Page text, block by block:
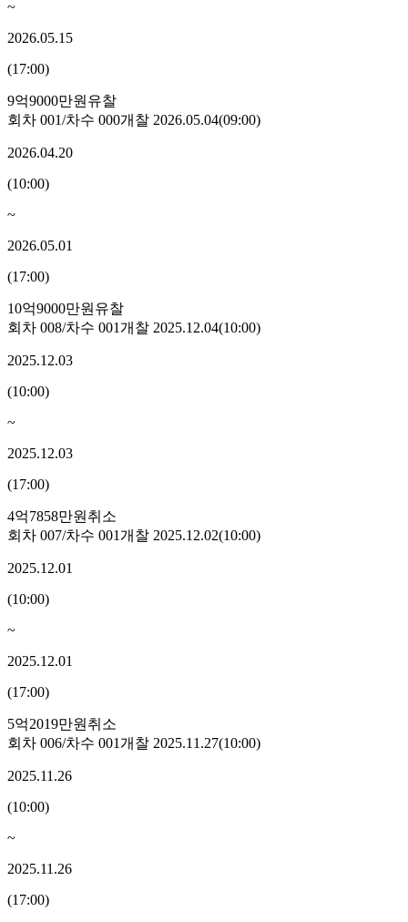
~
2026.05.15
(17:00)
9억9000만원 유찰
회차 001/차수 000개찰 2026.05.04(09:00)
2026.04.20
(10:00)
~
2026.05.01
(17:00)
10억9000만원 유찰
회차 008/차수 001개찰 2025.12.04(10:00)
2025.12.03
(10:00)
~
2025.12.03
(17:00)
4억7858만원 취소
회차 007/차수 001개찰 2025.12.02(10:00)
2025.12.01
(10:00)
~
2025.12.01
(17:00)
5억2019만원 취소
회차 006/차수 001개찰 2025.11.27(10:00)
2025.11.26
(10:00)
~
2025.11.26
(17:00)